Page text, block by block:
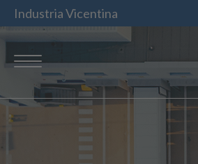
Industria Vicentina